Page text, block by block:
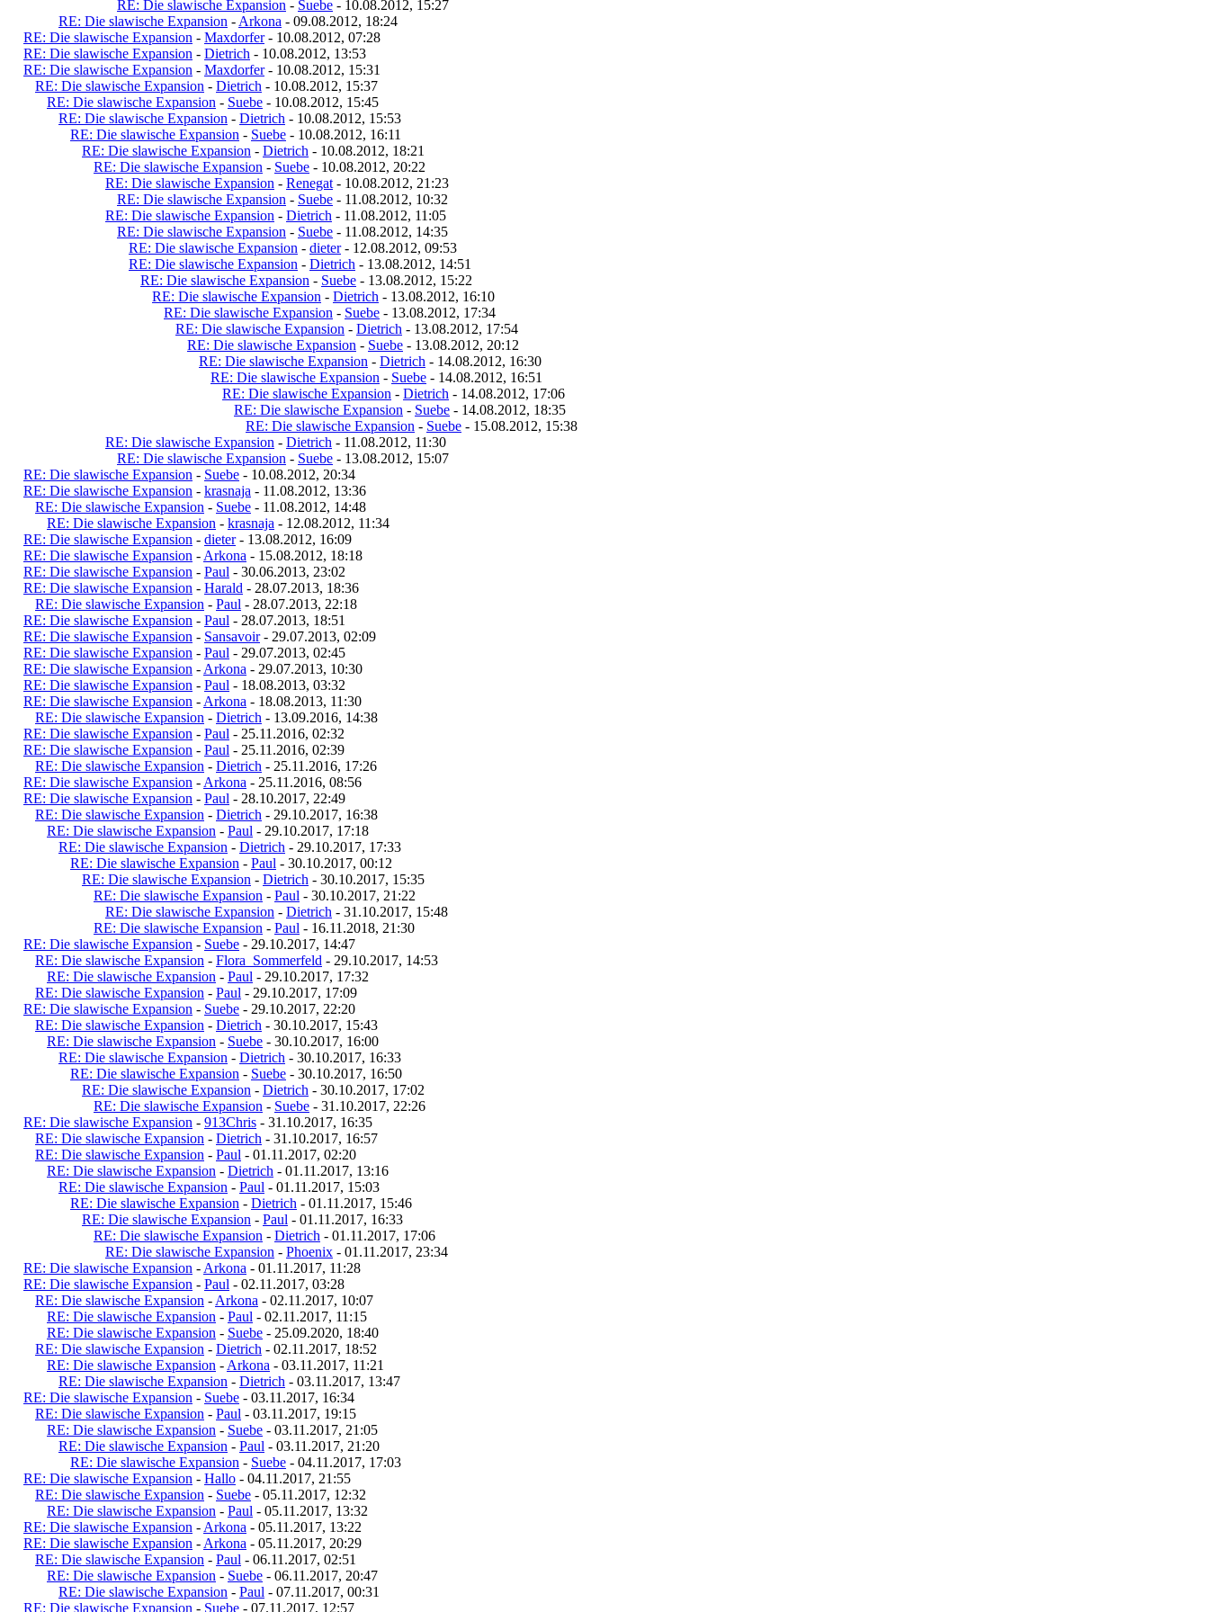
RE: Die slawische Expansion - Suebe - 10.08.2012, 15:27
RE: Die slawische Expansion - Arkona - 09.08.2012, 18:24
RE: Die slawische Expansion - Maxdorfer- 10.08.2012, 07:28
RE: Die slawische Expansion - Dietrich - 10.08.2012, 13:53
RE: Die slawische Expansion - Maxdorfer- 10.08.2012, 15:31
RE: Die slawische Expansion - Dietrich - 10.08.2012, 15:37
RE: Die slawische Expansion - Suebe - 10.08.2012, 15:45
RE: Die slawische Expansion - Dietrich - 10.08.2012, 15:53
RE: Die slawische Expansion - Suebe - 10.08.2012, 16:11
RE: Die slawische Expansion - Dietrich - 10.08.2012, 18:21
RE: Die slawische Expansion - Suebe - 10.08.2012, 20:22
RE: Die slawische Expansion - Renegat - 10.08.2012, 21:23
RE: Die slawische Expansion - Suebe - 11.08.2012, 10:32
RE: Die slawische Expansion - Dietrich - 11.08.2012, 11:05
RE: Die slawische Expansion - Suebe - 11.08.2012, 14:35
RE: Die slawische Expansion - dieter- 12.08.2012, 09:53
RE: Die slawische Expansion - Dietrich - 13.08.2012, 14:51
RE: Die slawische Expansion - Suebe - 13.08.2012, 15:22
RE: Die slawische Expansion - Dietrich - 13.08.2012, 16:10
RE: Die slawische Expansion - Suebe - 13.08.2012, 17:34
RE: Die slawische Expansion - Dietrich - 13.08.2012, 17:54
RE: Die slawische Expansion - Suebe - 13.08.2012, 20:12
RE: Die slawische Expansion - Dietrich - 14.08.2012, 16:30
RE: Die slawische Expansion - Suebe - 14.08.2012, 16:51
RE: Die slawische Expansion - Dietrich - 14.08.2012, 17:06
RE: Die slawische Expansion - Suebe - 14.08.2012, 18:35
RE: Die slawische Expansion - Suebe - 15.08.2012, 15:38
RE: Die slawische Expansion - Dietrich - 11.08.2012, 11:30
RE: Die slawische Expansion - Suebe - 13.08.2012, 15:07
RE: Die slawische Expansion - Suebe - 10.08.2012, 20:34
RE: Die slawische Expansion - krasnaja - 11.08.2012, 13:36
RE: Die slawische Expansion - Suebe - 11.08.2012, 14:48
RE: Die slawische Expansion - krasnaja - 12.08.2012, 11:34
RE: Die slawische Expansion - dieter- 13.08.2012, 16:09
RE: Die slawische Expansion - Arkona - 15.08.2012, 18:18
RE: Die slawische Expansion - Paul - 30.06.2013, 23:02
RE: Die slawische Expansion - Harald - 28.07.2013, 18:36
RE: Die slawische Expansion - Paul - 28.07.2013, 22:18
RE: Die slawische Expansion - Paul - 28.07.2013, 18:51
RE: Die slawische Expansion - Sansavoir- 29.07.2013, 02:09
RE: Die slawische Expansion - Paul - 29.07.2013, 02:45
RE: Die slawische Expansion - Arkona - 29.07.2013, 10:30
RE: Die slawische Expansion - Paul - 18.08.2013, 03:32
RE: Die slawische Expansion - Arkona - 18.08.2013, 11:30
RE: Die slawische Expansion - Dietrich - 13.09.2016, 14:38
RE: Die slawische Expansion - Paul - 25.11.2016, 02:32
RE: Die slawische Expansion - Paul - 25.11.2016, 02:39
RE: Die slawische Expansion - Dietrich - 25.11.2016, 17:26
RE: Die slawische Expansion - Arkona - 25.11.2016, 08:56
RE: Die slawische Expansion - Paul - 28.10.2017, 22:49
RE: Die slawische Expansion - Dietrich - 29.10.2017, 16:38
RE: Die slawische Expansion - Paul - 29.10.2017, 17:18
RE: Die slawische Expansion - Dietrich - 29.10.2017, 17:33
RE: Die slawische Expansion - Paul - 30.10.2017, 00:12
RE: Die slawische Expansion - Dietrich - 30.10.2017, 15:35
RE: Die slawische Expansion - Paul - 30.10.2017, 21:22
RE: Die slawische Expansion - Dietrich - 31.10.2017, 15:48
RE: Die slawische Expansion - Paul - 16.11.2018, 21:30
RE: Die slawische Expansion - Suebe - 29.10.2017, 14:47
RE: Die slawische Expansion - Flora_Sommerfeld - 29.10.2017, 14:53
RE: Die slawische Expansion - Paul - 29.10.2017, 17:32
RE: Die slawische Expansion - Paul - 29.10.2017, 17:09
RE: Die slawische Expansion - Suebe - 29.10.2017, 22:20
RE: Die slawische Expansion - Dietrich - 30.10.2017, 15:43
RE: Die slawische Expansion - Suebe - 30.10.2017, 16:00
RE: Die slawische Expansion - Dietrich - 30.10.2017, 16:33
RE: Die slawische Expansion - Suebe - 30.10.2017, 16:50
RE: Die slawische Expansion - Dietrich - 30.10.2017, 17:02
RE: Die slawische Expansion - Suebe - 31.10.2017, 22:26
RE: Die slawische Expansion - 913Chris - 31.10.2017, 16:35
RE: Die slawische Expansion - Dietrich - 31.10.2017, 16:57
RE: Die slawische Expansion - Paul - 01.11.2017, 02:20
RE: Die slawische Expansion - Dietrich - 01.11.2017, 13:16
RE: Die slawische Expansion - Paul - 01.11.2017, 15:03
RE: Die slawische Expansion - Dietrich - 01.11.2017, 15:46
RE: Die slawische Expansion - Paul - 01.11.2017, 16:33
RE: Die slawische Expansion - Dietrich - 01.11.2017, 17:06
RE: Die slawische Expansion - Phoenix - 01.11.2017, 23:34
RE: Die slawische Expansion - Arkona - 01.11.2017, 11:28
RE: Die slawische Expansion - Paul - 02.11.2017, 03:28
RE: Die slawische Expansion - Arkona - 02.11.2017, 10:07
RE: Die slawische Expansion - Paul - 02.11.2017, 11:15
RE: Die slawische Expansion - Suebe - 25.09.2020, 18:40
RE: Die slawische Expansion - Dietrich - 02.11.2017, 18:52
RE: Die slawische Expansion - Arkona - 03.11.2017, 11:21
RE: Die slawische Expansion - Dietrich - 03.11.2017, 13:47
RE: Die slawische Expansion - Suebe - 03.11.2017, 16:34
RE: Die slawische Expansion - Paul - 03.11.2017, 19:15
RE: Die slawische Expansion - Suebe - 03.11.2017, 21:05
RE: Die slawische Expansion - Paul - 03.11.2017, 21:20
RE: Die slawische Expansion - Suebe - 04.11.2017, 17:03
RE: Die slawische Expansion - Hallo - 04.11.2017, 21:55
RE: Die slawische Expansion - Suebe - 05.11.2017, 12:32
RE: Die slawische Expansion - Paul - 05.11.2017, 13:32
RE: Die slawische Expansion - Arkona - 05.11.2017, 13:22
RE: Die slawische Expansion - Arkona - 05.11.2017, 20:29
RE: Die slawische Expansion - Paul - 06.11.2017, 02:51
RE: Die slawische Expansion - Suebe - 06.11.2017, 20:47
RE: Die slawische Expansion - Paul - 07.11.2017, 00:31
RE: Die slawische Expansion - Suebe - 07.11.2017, 12:57